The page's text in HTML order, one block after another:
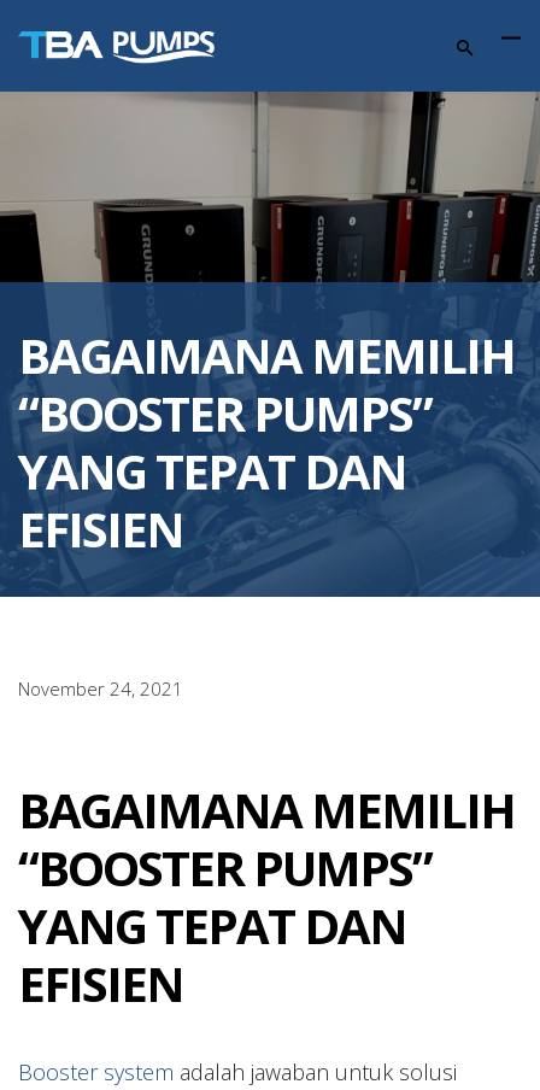
BAGAIMANA MEMILIH
“BOOSTER PUMPS”
YANG TEPAT DAN
EFISIEN
November 24, 2021
BAGAIMANA MEMILIH
“BOOSTER PUMPS”
YANG TEPAT DAN
EFISIEN
Booster system adalah jawaban untuk solusi